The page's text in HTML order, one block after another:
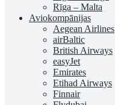
Rīga – Malta
Aviokompānijas
Aegean Airlines
airBaltic
British Airways
easyJet
Emirates
Etihad Airways
Finnair